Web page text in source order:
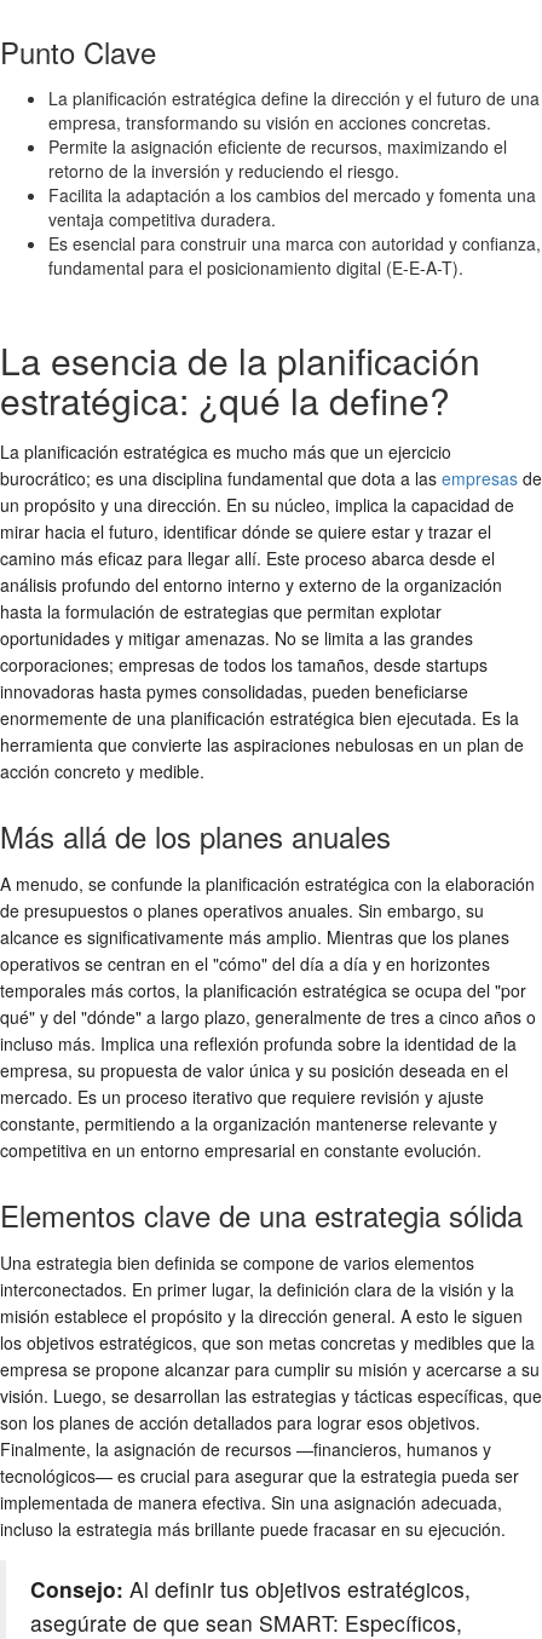
Punto Clave
La planificación estratégica define la dirección y el futuro de una
empresa, transformando su visión en acciones concretas.
Permite la asignación eficiente de recursos, maximizando el
retorno de la inversión y reduciendo el riesgo.
Facilita la adaptación a los cambios del mercado y fomenta una
ventaja competitiva duradera.
Es esencial para construir una marca con autoridad y confianza,
fundamental para el posicionamiento digital (E-E-A-T).
La esencia de la planificación
estratégica: ¿qué la define?
La planificación estratégica es mucho más que un ejercicio
burocrático; es una disciplina fundamental que dota a las empresas de
un propósito y una dirección. En su núcleo, implica la capacidad de
mirar hacia el futuro, identificar dónde se quiere estar y trazar el
camino más eficaz para llegar allí. Este proceso abarca desde el
análisis profundo del entorno interno y externo de la organización
hasta la formulación de estrategias que permitan explotar
oportunidades y mitigar amenazas. No se limita a las grandes
corporaciones; empresas de todos los tamaños, desde startups
innovadoras hasta pymes consolidadas, pueden beneficiarse
enormemente de una planificación estratégica bien ejecutada. Es la
herramienta que convierte las aspiraciones nebulosas en un plan de
acción concreto y medible.
Más allá de los planes anuales
A menudo, se confunde la planificación estratégica con la elaboración
de presupuestos o planes operativos anuales. Sin embargo, su
alcance es significativamente más amplio. Mientras que los planes
operativos se centran en el "cómo" del día a día y en horizontes
temporales más cortos, la planificación estratégica se ocupa del "por
qué" y del "dónde" a largo plazo, generalmente de tres a cinco años o
incluso más. Implica una reflexión profunda sobre la identidad de la
empresa, su propuesta de valor única y su posición deseada en el
mercado. Es un proceso iterativo que requiere revisión y ajuste
constante, permitiendo a la organización mantenerse relevante y
competitiva en un entorno empresarial en constante evolución.
Elementos clave de una estrategia sólida
Una estrategia bien definida se compone de varios elementos
interconectados. En primer lugar, la definición clara de la visión y la
misión establece el propósito y la dirección general. A esto le siguen
los objetivos estratégicos, que son metas concretas y medibles que la
empresa se propone alcanzar para cumplir su misión y acercarse a su
visión. Luego, se desarrollan las estrategias y tácticas específicas, que
son los planes de acción detallados para lograr esos objetivos.
Finalmente, la asignación de recursos —financieros, humanos y
tecnológicos— es crucial para asegurar que la estrategia pueda ser
implementada de manera efectiva. Sin una asignación adecuada,
incluso la estrategia más brillante puede fracasar en su ejecución.
Consejo: Al definir tus objetivos estratégicos,
asegúrate de que sean SMART: Específicos,